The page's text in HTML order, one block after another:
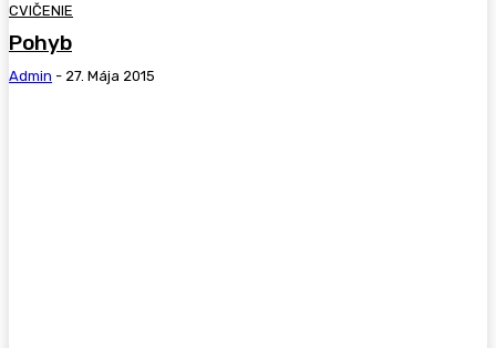
CVIČENIE
Pohyb
Admin - 27. Mája 2015